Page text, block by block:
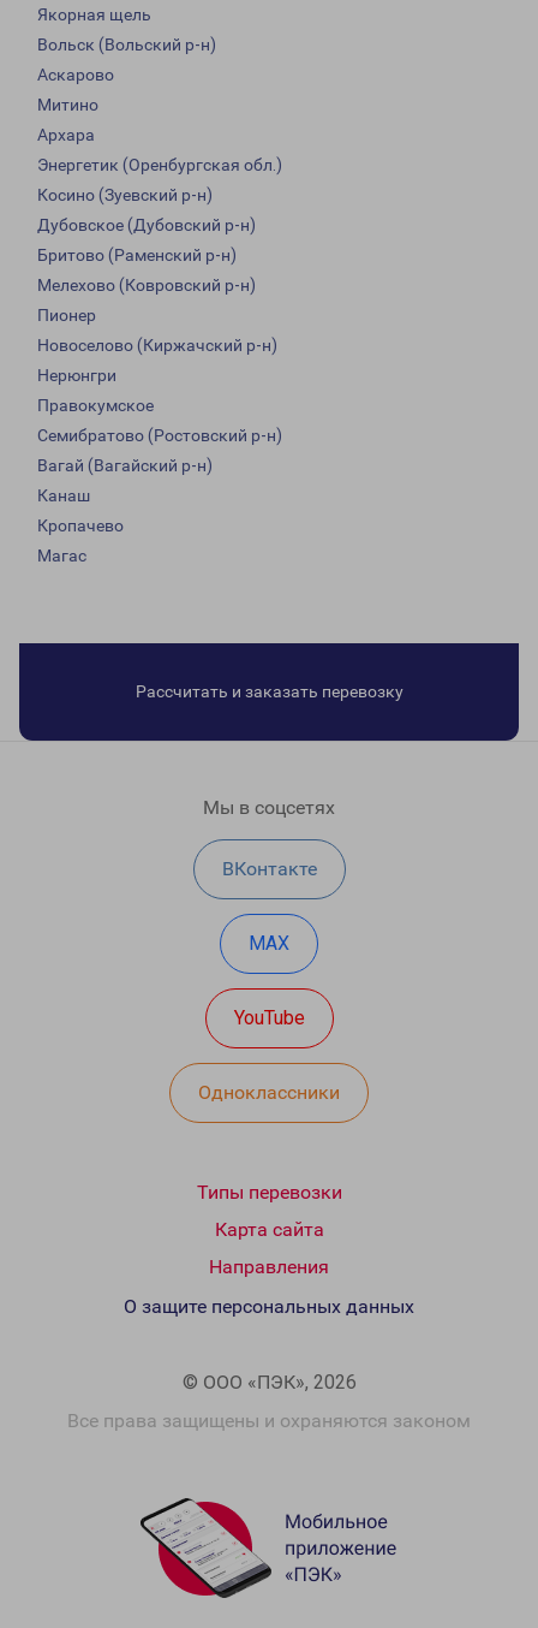
Якорная щель
Вольск (Вольский р-н)
Аскарово
Митино
Архара
Энергетик (Оренбургская обл.)
Косино (Зуевский р-н)
Дубовское (Дубовский р-н)
Бритово (Раменский р-н)
Мелехово (Ковровский р-н)
Пионер
Новоселово (Киржачский р-н)
Нерюнгри
Правокумское
Семибратово (Ростовский р-н)
Вагай (Вагайский р-н)
Канаш
Кропачево
Магас
Рассчитать и заказать перевозку
Мы в соцсетях
ВКонтакте
MAX
YouTube
Одноклассники
Типы перевозки
Карта сайта
Направления
© ООО «ПЭК», 2026
Все права защищены и охраняются законом
О защите персональных данных